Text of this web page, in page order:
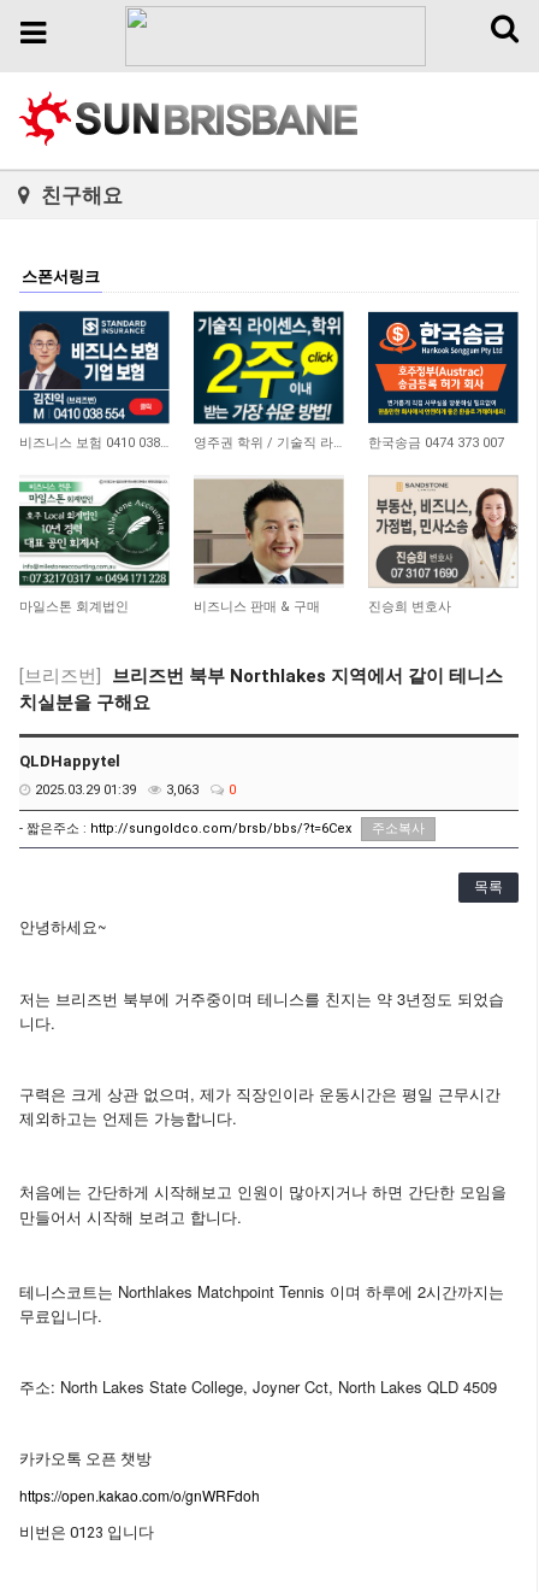
Toggle
Toggle
친구해요
스폰서링크
4,648 비즈니스 보험 0410 038 554 21,173 영주권 학위 / 기술직 라이센스 최소2주안에 받기! (요리, 페인팅, 용접, 차일드케어 등… 10,745
한국송금 0474 373 007
4,667
마일스톤 회계법인 15,055
비즈니스 판매 & 구매 11,057
진승희 변호사
[브리즈번]
브리즈번 북부 Northlakes 지역에서 같이 테니스
치실분을 구해요
QLDHappytel
2025.03.29 01:39 3,063 0
- 짧은주소 : http://sungoldco.com/brsb/bbs/?t=6Cex 주소복사
목록
안녕하세요~
저는 브리즈번 북부에 거주중이며 테니스를 친지는 약 3년정도 되었습
니다.
구력은 크게 상관 없으며, 제가 직장인이라 운동시간은 평일 근무시간
제외하고는 언제든 가능합니다.
처음에는 간단하게 시작해보고 인원이 많아지거나 하면 간단한 모임을
만들어서 시작해 보려고 합니다.
테니스코트는 Northlakes Matchpoint Tennis 이며 하루에 2시간까지는
무료입니다.
주소: North Lakes State College, Joyner Cct, North Lakes QLD 4509
카카오톡 오픈 챗방
https://open.kakao.com/o/gnWRFdoh
비번은 0123 입니다